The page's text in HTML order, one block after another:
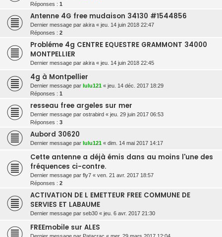
Réponses : 1
Antenne 4G free mudaison 34130 #1544856
Dernier message par akira « jeu. 14 juin 2018 22:47
Réponses : 2
Probléme 4g CENTRE EQUESTRE GRAMMONT 34000
MONTPELLIER
Dernier message par akira « jeu. 14 juin 2018 22:45
4g à Montpellier
Dernier message par lulu121 « jeu. 14 déc. 2017 18:29
Réponses : 1
resseau free argeles sur mer
Dernier message par ostrabird « jeu. 29 juin 2017 06:53
Réponses : 3
Aubord 30620
Dernier message par lulu121 « dim. 14 mai 2017 14:17
Cette antenne a déjà émis dans au moins l'une des
fréquences ci-contre.
Dernier message par fly7 « ven. 21 avr. 2017 18:57
Réponses : 2
ACTIVATION DE L EMETTEUR FREE COMMUNE DE
SERVIES ET LABAUME
Dernier message par seb30 « jeu. 6 avr. 2017 21:30
FREEmobile sur ALES